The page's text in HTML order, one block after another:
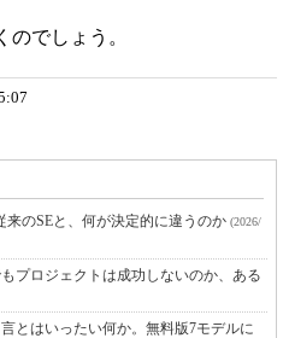
でしょう。
のSEと、何が決定的に違うのか (2026/
プロジェクトは成功しないのか、ある
とはいったい何か。無料版7モデルに